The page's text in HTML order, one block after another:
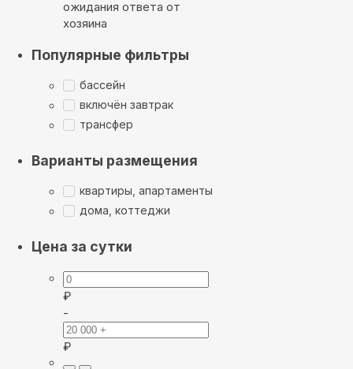
ожидания ответа от
хозяина
Популярные фильтры
бассейн
включён завтрак
трансфер
Варианты размещения
квартиры, апартаменты
дома, коттеджи
Цена за сутки
₽
-
₽